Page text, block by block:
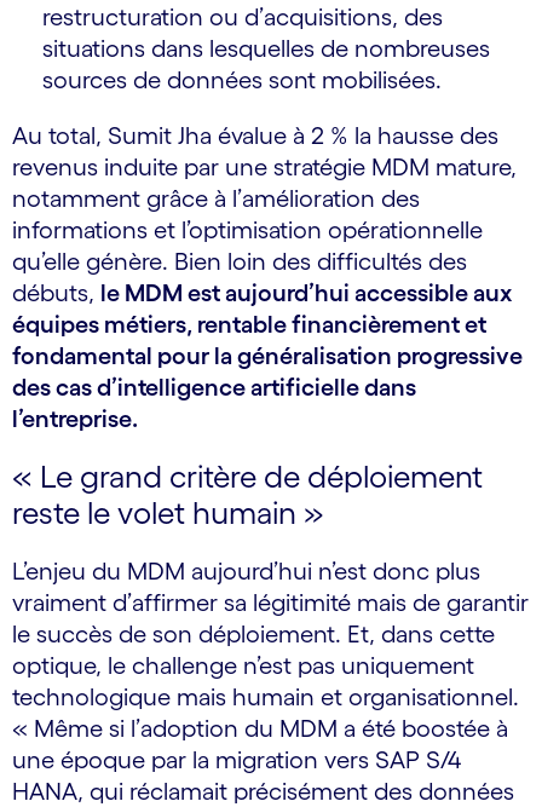
restructuration ou d’acquisitions, des
situations dans lesquelles de nombreuses
sources de données sont mobilisées.
Au total, Sumit Jha évalue à 2 % la hausse des
revenus induite par une stratégie MDM mature,
notamment grâce à l’amélioration des
informations et l’optimisation opérationnelle
qu’elle génère. Bien loin des difficultés des
débuts, le MDM est aujourd’hui accessible aux
équipes métiers, rentable financièrement et
fondamental pour la généralisation progressive
des cas d’intelligence artificielle dans
l’entreprise.
« Le grand critère de déploiement
reste le volet humain »
L’enjeu du MDM aujourd’hui n’est donc plus
vraiment d’affirmer sa légitimité mais de garantir
le succès de son déploiement. Et, dans cette
optique, le challenge n’est pas uniquement
technologique mais humain et organisationnel.
« Même si l’adoption du MDM a été boostée à
une époque par la migration vers SAP S/4
HANA, qui réclamait précisément des données